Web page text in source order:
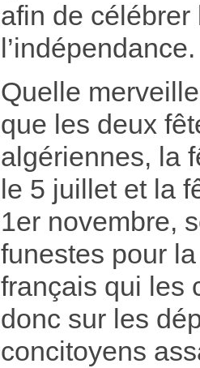
afin de célébrer
l’indépendance.
Quelle
que les deux
algériennes, la
le 5 juillet et la
1er novembre,
funestes pour
français qui les
donc sur les
concitoyens